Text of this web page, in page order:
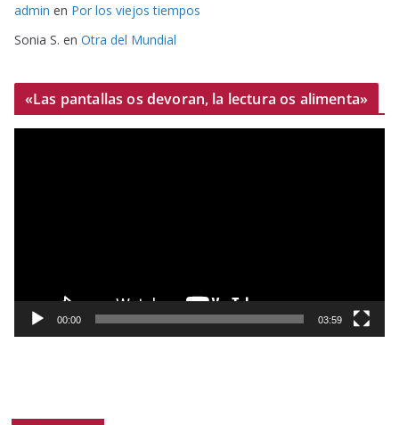
admin en Por los viejos tiempos
Sonia S. en Otra del Mundial
«Las pantallas os devoran, la lectura os alimenta»
o
00:00 03:59